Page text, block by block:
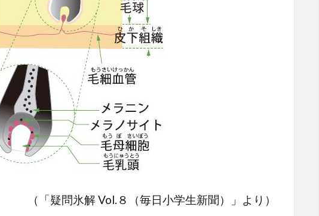
解 Vol.８（毎日小学生新聞）」より）